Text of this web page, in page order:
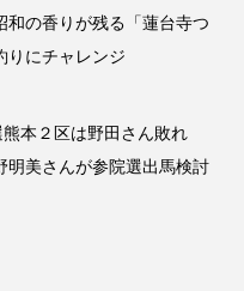
和の香りが残る「蓮台寺つ
りにチャレンジ
熊本２区は野田さん敗れ
美さんが参院選出馬検討